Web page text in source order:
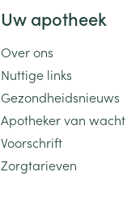
Uw apotheek
Over ons
Nuttige links
Gezondheidsnieuws
Apotheker van wacht
Voorschrift
Zorgtarieven